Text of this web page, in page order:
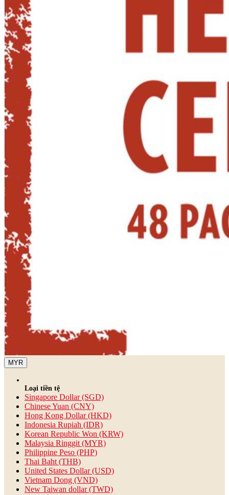
MYR
Loại tiền tệ
Singapore Dollar (SGD)
Chinese Yuan (CNY)
Hong Kong Dollar (HKD)
Indonesia Rupiah (IDR)
Korean Republic Won (KRW)
Malaysia Ringgit (MYR)
Philippine Peso (PHP)
Thai Baht (THB)
United States Dollar (USD)
Vietnam Dong (VND)
New Taiwan dollar (TWD)